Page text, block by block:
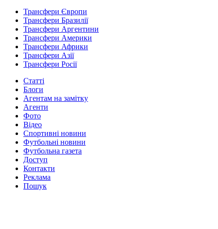
Трансфери Європи
Трансфери Бразилії
Трансфери Аргентини
Трансфери Америки
Трансфери Африки
Трансфери Азії
Трансфери Росії
Статті
Блоги
Агентам на замітку
Агенти
Фото
Відео
Спортивні новини
Футбольні новини
Футбольна газета
Доступ
Контакти
Реклама
Пошук